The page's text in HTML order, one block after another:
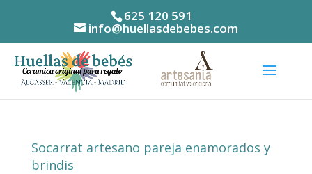
625 120 591
info@huellasdebebes.com
Socarrat artesano pareja enamorados y
brindis